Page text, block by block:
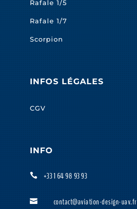
Rafale 1/5
Rafale 1/7
Scorpion
INFOS LÉGALES
CGV
INFO
 +33 1 64 98 93 93
 contact@aviation-design-uav.fr